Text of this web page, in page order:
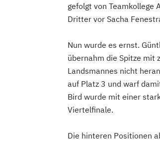
gefolgt von Teamkollege
Dritter vor Sacha
Nun wurde es ernst.
übernahm die Spitze mit
Landsmannes nicht
auf Platz 3 und warf
Bird wurde mit einer
Viertelfinale.
Die hinteren Positionen